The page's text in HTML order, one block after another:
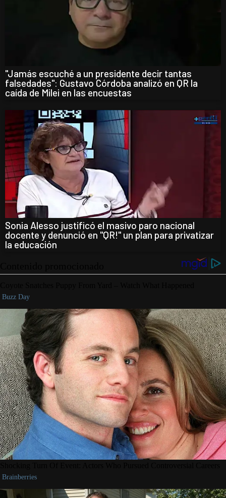
"Jamás escuché a un presidente decir tantas
falsedades": Gustavo Córdoba analizó en QR la
caída de Milei en las encuestas
Sonia Alesso justificó el masivo paro nacional
docente y denunció en "QR!" un plan para privatizar
la educación